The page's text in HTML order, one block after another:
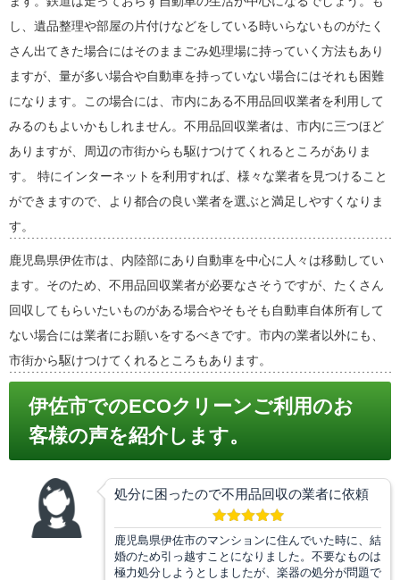
し、遺品整理や部屋の片付けなどをしている時いらないものがたく
さん出てきた場合にはそのままごみ処理場に持っていく方法もあり
ますが、量が多い場合や自動車を持っていない場合にはそれも困難
になります。この場合には、市内にある不用品回収業者を利用して
みるのもよいかもしれません。不用品回収業者は、市内に三つほど
ありますが、周辺の市街からも駆けつけてくれるところがありま
す。 特にインターネットを利用すれば、様々な業者を見つけること
ができますので、より都合の良い業者を選ぶと満足しやすくなりま
す。
鹿児島県伊佐市は、内陸部にあり自動車を中心に人々は移動してい
ます。そのため、不用品回収業者が必要なさそうですが、たくさん
回収してもらいたいものがある場合やそもそも自動車自体所有して
ない場合には業者にお願いをするべきです。市内の業者以外にも、
市街から駆けつけてくれるところもあります。
伊佐市でのECOクリーンご利用のお
客様の声を紹介します。
処分に困ったので不用品回収の業者に依頼
鹿児島県伊佐市のマンションに住んでいた時に、結
婚のため引っ越すことになりました。不要なものは
極力処分しようとしましたが、楽器の処分が問題で